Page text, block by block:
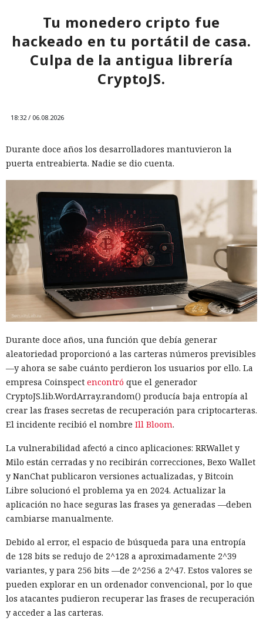
Tu monedero cripto fue
hackeado en tu portátil de casa.
Culpa de la antigua librería
CryptoJS.
18:32 / 06.08.2026
Durante doce años los desarrolladores mantuvieron la
puerta entreabierta. Nadie se dio cuenta.
Durante doce años, una función que debía generar
aleatoriedad proporcionó a las carteras números previsibles
—y ahora se sabe cuánto perdieron los usuarios por ello. La
empresa Coinspect encontró que el generador
CryptoJS.lib.WordArray.random() producía baja entropía al
crear las frases secretas de recuperación para criptocarteras.
El incidente recibió el nombre Ill Bloom.
La vulnerabilidad afectó a cinco aplicaciones: RRWallet y
Milo están cerradas y no recibirán correcciones, Bexo Wallet
y NanChat publicaron versiones actualizadas, y Bitcoin
Libre solucionó el problema ya en 2024. Actualizar la
aplicación no hace seguras las frases ya generadas —deben
cambiarse manualmente.
Debido al error, el espacio de búsqueda para una entropía
de 128 bits se redujo de 2^128 a aproximadamente 2^39
variantes, y para 256 bits —de 2^256 a 2^47. Estos valores se
pueden explorar en un ordenador convencional, por lo que
los atacantes pudieron recuperar las frases de recuperación
y acceder a las carteras.